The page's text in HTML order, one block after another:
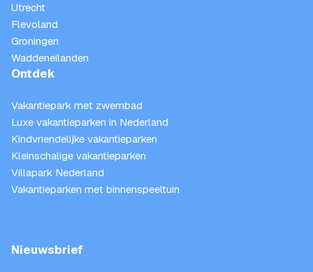
Utrecht
Flevoland
Groningen
Waddeneilanden
Ontdek
Vakantiepark met zwembad
Luxe vakantieparken in Nederland
Kindvriendelijke vakantieparken
Kleinschalige vakantieparken
Villapark Nederland
Vakantieparken met binnenspeeltuin
Nieuwsbrief